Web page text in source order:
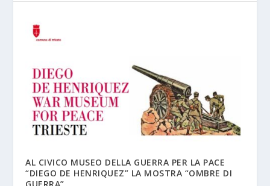
AL CIVICO MUSEO DELLA GUERRA PER LA PACE
“DIEGO DE HENRIQUEZ” LA MOSTRA “OMBRE DI
GUERRA”